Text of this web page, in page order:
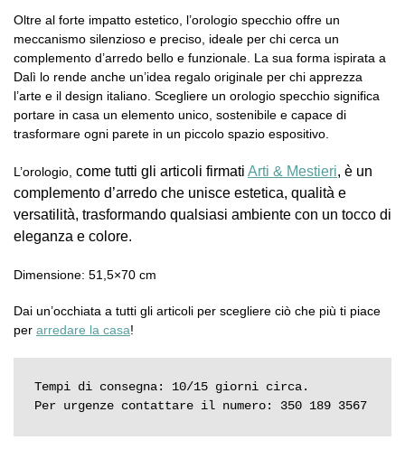
Oltre al forte impatto estetico, l’orologio specchio offre un
meccanismo silenzioso e preciso, ideale per chi cerca un
complemento d’arredo bello e funzionale. La sua forma ispirata a
Dalì lo rende anche un’idea regalo originale per chi apprezza
l’arte e il design italiano. Scegliere un orologio specchio significa
portare in casa un elemento unico, sostenibile e capace di
trasformare ogni parete in un piccolo spazio espositivo.
L’orologio, come tutti gli articoli firmati Arti & Mestieri, è un
complemento d’arredo che unisce estetica, qualità e
versatilità, trasformando qualsiasi ambiente con un tocco di
eleganza e colore.
Dimensione: 51,5×70 cm
Dai un’occhiata a tutti gli articoli per scegliere ciò che più ti piace
per arredare la casa!
Tempi di consegna: 10/15 giorni circa.
Per urgenze contattare il numero: 350 189 3567